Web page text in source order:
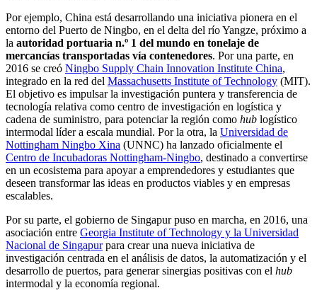
Por ejemplo, China está desarrollando una iniciativa pionera en el
entorno del Puerto de Ningbo, en el delta del río Yangze, próximo a
la autoridad portuaria n.º 1 del mundo en tonelaje de
mercancías transportadas vía contenedores. Por una parte, en
2016 se creó Ningbo Supply Chain Innovation Institute China,
integrado en la red del Massachusetts Institute of Technology (MIT).
El objetivo es impulsar la investigación puntera y transferencia de
tecnología relativa como centro de investigación en logística y
cadena de suministro, para potenciar la región como hub logístico
intermodal líder a escala mundial. Por la otra, la Universidad de
Nottingham Ningbo Xina (UNNC) ha lanzado oficialmente el
Centro de Incubadoras Nottingham-Ningbo, destinado a convertirse
en un ecosistema para apoyar a emprendedores y estudiantes que
deseen transformar las ideas en productos viables y en empresas
escalables.
Por su parte, el gobierno de Singapur puso en marcha, en 2016, una
asociación entre Georgia Institute of Technology y la Universidad
Nacional de Singapurpara crear una nueva iniciativa de
investigación centrada en el análisis de datos, la automatización y el
desarrollo de puertos, para generar sinergias positivas con el hub
intermodal y la economía regional.